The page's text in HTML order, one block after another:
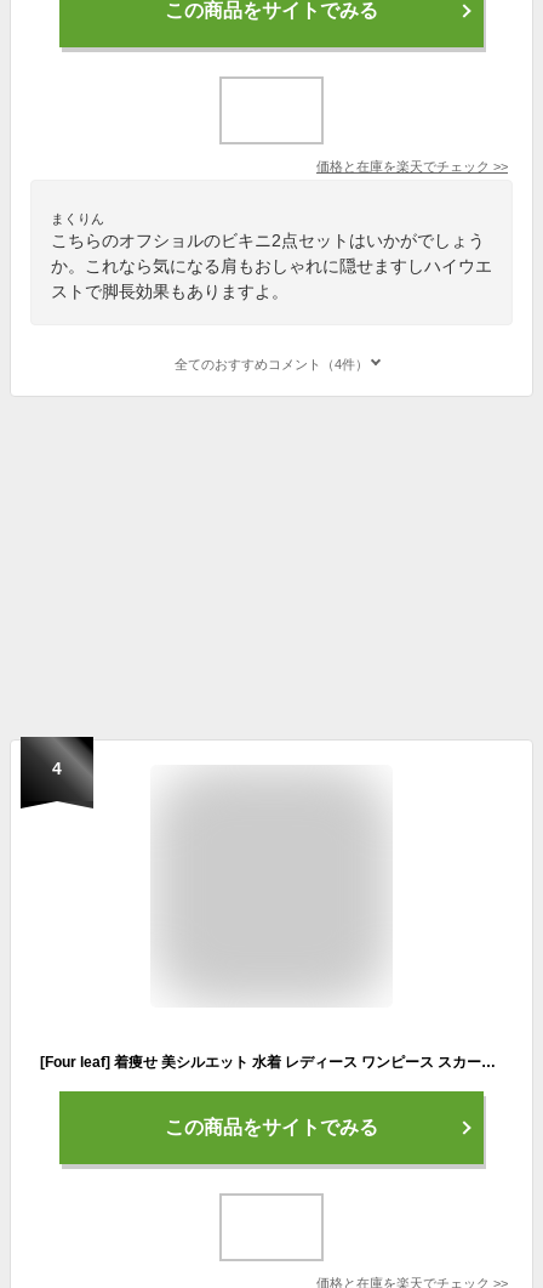
この商品をサイトでみる
価格と在庫を楽天でチェック >>
まくりん
こちらのオフショルのビキニ2点セットはいかがでしょう
か。これなら気になる肩もおしゃれに隠せますしハイウエ
ストで脚長効果もありますよ。
全てのおすすめコメント（4件）
4
[Four leaf] 着痩せ 美シルエット 水着 レディース ワンピース スカート 黒 可愛い レース 体型カバー 伸縮性 ホルターネック オフショルダー 二の腕カバー 胸元カバー 2way ブラック
この商品をサイトでみる
価格と在庫を楽天でチェック >>